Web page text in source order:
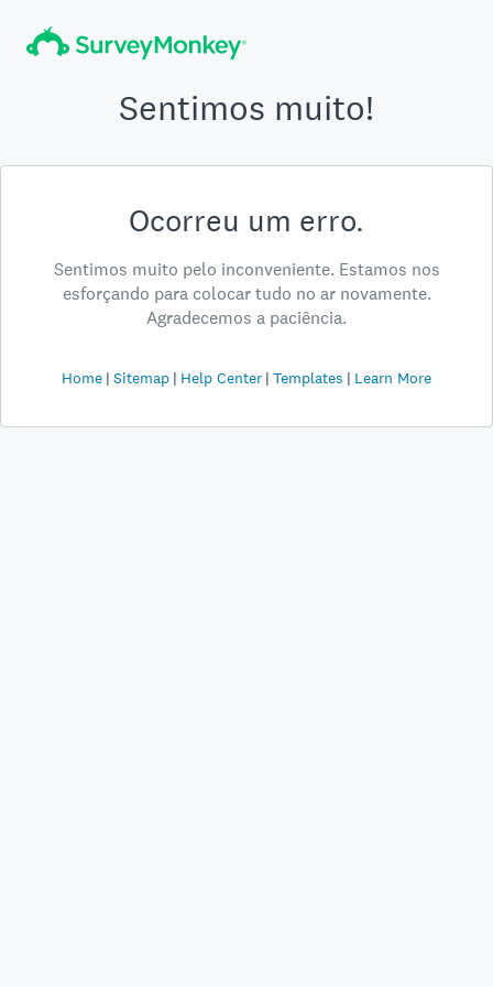
Sentimos muito!
Ocorreu um erro.
Sentimos muito pelo inconveniente. Estamos nos
esforçando para colocar tudo no ar novamente.
Agradecemos a paciência.
Home Sitemap Help Center Templates Learn More